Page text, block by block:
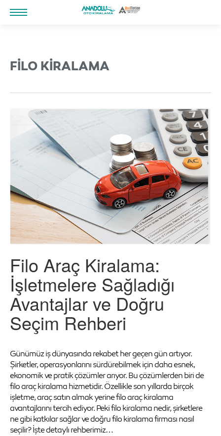
FİLO KİRALAMA
Filo Araç Kiralama:
İşletmelere Sağladığı
Avantajlar ve Doğru
Seçim Rehberi
Günümüz iş dünyasında rekabet her geçen gün artıyor.
Şirketler, operasyonlarını sürdürebilmek için daha esnek,
ekonomik ve pratik çözümler arıyor. Bu çözümlerden biri de
filo araç kiralama hizmetidir. Özellikle son yıllarda birçok
işletme, araç satın almak yerine filo araç kiralama
avantajlarını tercih ediyor. Peki filo kiralama nedir, şirketlere
ne gibi katkılar sağlar ve doğru filo kiralama firması nasıl
seçilir? İşte detaylı rehberimiz…